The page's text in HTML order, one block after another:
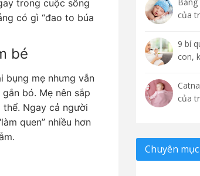
trong cuộc sống
có gì “đao to búa
bé
bụng mẹ nhưng vẫn
bó. Mẹ nên sắp
Ngay cả người
quen” nhiều hơn
của
9 bí
con,
của
Chuyên